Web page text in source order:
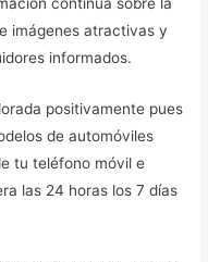
continua sobre la
imágenes atractivas y
informados.
positivamente pues
de automóviles
tu teléfono móvil e
las 24 horas los 7 días